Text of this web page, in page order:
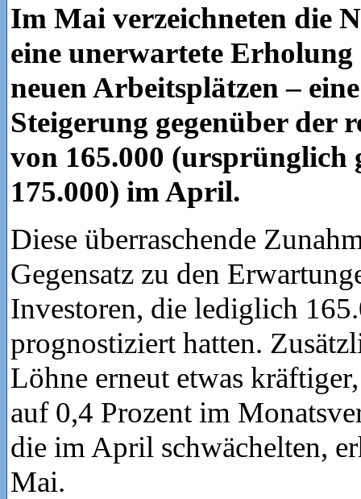
Im Mai verzeichneten die
eine unerwartete Erholung
neuen Arbeitsplätzen –
Steigerung gegenüber der
von 165.000 (ursprünglich
175.000) im April.
Diese überraschende
Gegensatz zu den
Investoren, die lediglich
prognostiziert hatten.
Löhne erneut etwas
auf 0,4 Prozent im
die im April schwächelten,
Mai.